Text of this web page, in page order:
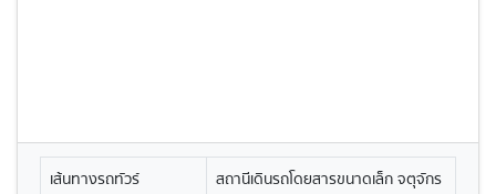
เส้นทางรถทัวร์
สถานีเดินรถโดยสารขนาดเล็ก จตุจักร